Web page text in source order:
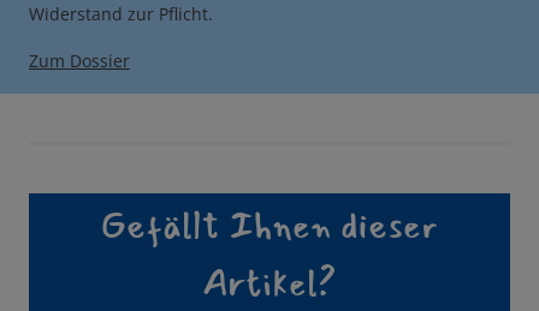
Widerstand zur Pflicht.
Zum Dossier
Gefällt Ihnen dieser
Artikel?